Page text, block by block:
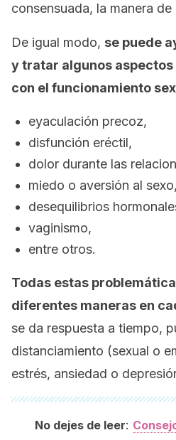
consensuada, la manera
De igual modo, se puede
y tratar algunos aspectos
con el funcionamiento
eyaculación precoz,
disfunción eréctil,
dolor durante las
miedo o aversión al sexo,
desequilibrios
vaginismo,
entre otros.
Todas estas
diferentes maneras en
se da respuesta a tiempo,
distanciamiento (sexual o
estrés, ansiedad o
No dejes de leer: